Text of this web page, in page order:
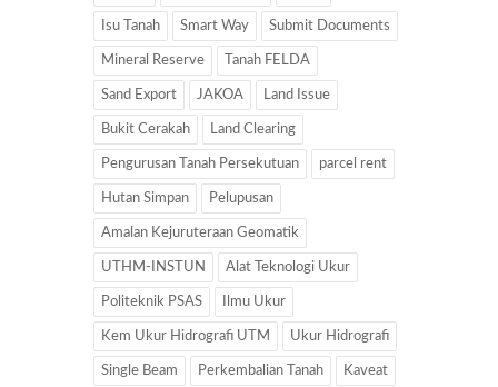
Isu Tanah Smart Way Submit Documents
Mineral Reserve Tanah FELDA
Sand Export JAKOA Land Issue
Bukit Cerakah Land Clearing
Pengurusan Tanah Persekutuan parcel rent
Hutan Simpan Pelupusan
Amalan Kejuruteraan Geomatik
UTHM-INSTUN Alat Teknologi Ukur
Politeknik PSAS Ilmu Ukur
Kem Ukur Hidrografi UTM Ukur Hidrografi
Single Beam Perkembalian Tanah Kaveat